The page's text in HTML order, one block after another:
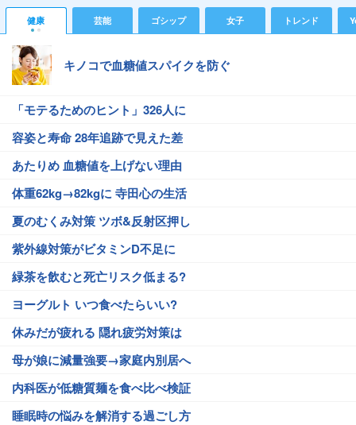
健康 芸能 ゴシップ 女子 トレンド
キノコで血糖値スパイクを防ぐ
「モテるためのヒント」326人に
容姿と寿命 28年追跡で見えた差
あたりめ 血糖値を上げない理由
体重62kg→82kgに 寺田心の生活
夏のむくみ対策 ツボ&反射区押し
紫外線対策がビタミンD不足に
緑茶を飲むと死亡リスク低まる?
ヨーグルト いつ食べたらいい?
休みだが疲れる 隠れ疲労対策は
母が娘に減量強要→家庭内別居へ
内科医が低糖質麺を食べ比べ検証
睡眠時の悩みを解消する過ごし方